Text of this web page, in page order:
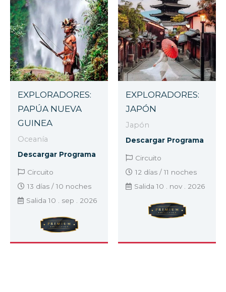
EXPLORADORES:
PAPÚA NUEVA
GUINEA
Oceanía
Descargar Programa
Circuito
13 días / 10 noches
Salida 10 . sep . 2026
EXPLORADORES:
JAPÓN
Japón
Descargar Programa
Circuito
12 días / 11 noches
Salida 10 . nov . 2026